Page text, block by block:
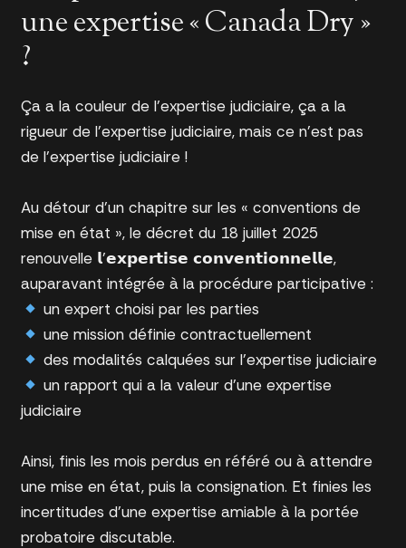
une expertise « Canada Dry »
?
Ça a la couleur de l’expertise judiciaire, ça a la
rigueur de l’expertise judiciaire, mais ce n’est pas
de l’expertise judiciaire !
Au détour d’un chapitre sur les « conventions de
mise en état », le décret du 18 juillet 2025
renouvelle 𝗹’𝗲𝘅𝗽𝗲𝗿𝘁𝗶𝘀𝗲 𝗰𝗼𝗻𝘃𝗲𝗻𝘁𝗶𝗼𝗻𝗻𝗲𝗹𝗹𝗲,
auparavant intégrée à la procédure participative :
un expert choisi par les parties
une mission définie contractuellement
des modalités calquées sur l’expertise judiciaire
un rapport qui a la valeur d’une expertise
judiciaire
Ainsi, finis les mois perdus en référé ou à attendre
une mise en état, puis la consignation. Et finies les
incertitudes d’une expertise amiable à la portée
probatoire discutable.